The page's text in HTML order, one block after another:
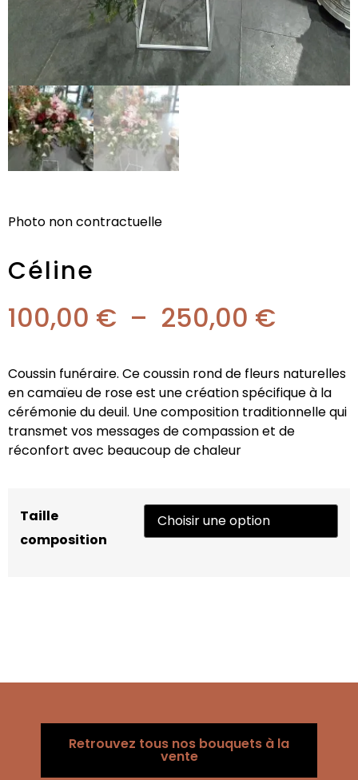
Photo non contractuelle
Céline
100,00 € – 250,00 €
Coussin funéraire. Ce coussin rond de fleurs naturelles
en camaïeu de rose est une création spécifique à la
cérémonie du deuil. Une composition traditionnelle qui
transmet vos messages de compassion et de
réconfort avec beaucoup de chaleur
Taille
composition
Retrouvez tous nos bouquets à la
vente